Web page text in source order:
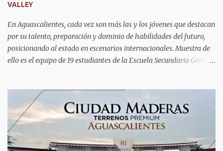
Martínez Romo destacó que el helicóptero repres...
VALLEY
En Aguascalientes, cada vez son más las y los jóvenes que destacan
por su talento, preparación y dominio de habilidades del futuro,
posicionando al estado en escenarios internacionales. Muestra de
ello es el equipo de 19 estudiantes de la Escuela Secundaria General
competirán con jóvenes de todo el mundo. Su pase lo obtuvieron en
RoboRAVE México 2025, en Puerto Vallarta, tras destacar por su
precisión, creatividad y habilidades en programación, diseño de
prototipos y trabajo en equipo. Divididos en cinco equipos,
participarán en la categoría Fast Bot, en la que robots diseñados